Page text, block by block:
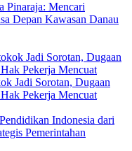
Pinaraja: Mencari
Depan Kawasan Danau
Jadi Sorotan, Dugaan
Pekerja Mencuat